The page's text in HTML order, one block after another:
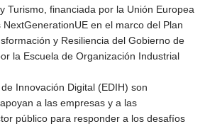
Turismo, financiada por la Unión Europea
en el marco del Plan
y Resiliencia del Gobierno de
la Escuela de Organización Industrial
Innovación Digital (EDIH) son
a las empresas y a las
público para responder a los desafíos